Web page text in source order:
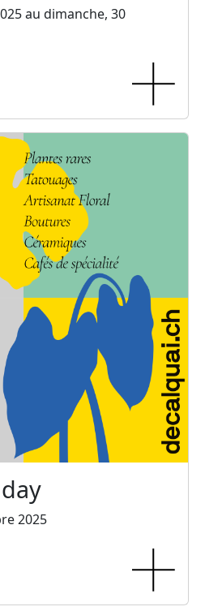
au dimanche, 30
2025